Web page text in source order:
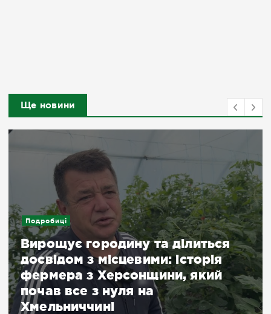
Ще новини
Подробиці
Вирощує городину та ділиться
досвідом з місцевими: історія
фермера з Херсонщини, який
почав все з нуля на
Хмельниччині